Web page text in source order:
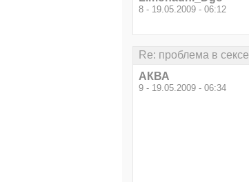
8 - 19.05.2009 - 06:12
Re: проблема в сексе
АКВА
9 - 19.05.2009 - 06:34